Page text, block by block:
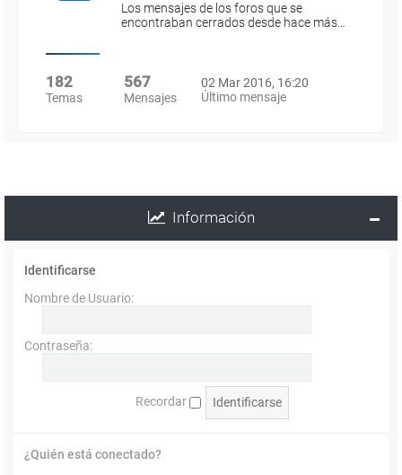
Los mensajes de los foros que se
encontraban cerrados desde hace más…
182
Temas
567
Mensajes
02 Mar 2016, 16:20
Último mensaje
Información
Identificarse
Nombre de Usuario:
Contraseña:
Recordar
¿Quién está conectado?